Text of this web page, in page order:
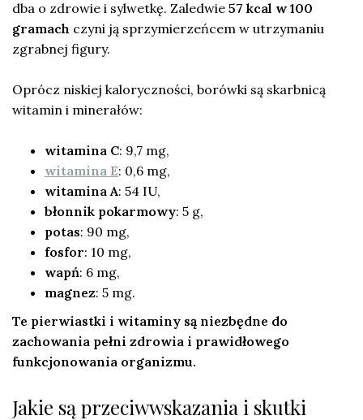
dba o zdrowie i sylwetkę. Zaledwie 57 kcal w 100
gramach czyni ją sprzymierzeńcem w utrzymaniu
zgrabnej figury.
Oprócz niskiej kaloryczności, borówki są skarbnicą
witamin i minerałów:
witamina C: 9,7 mg,
witamina E: 0,6 mg,
witamina A: 54 IU,
błonnik pokarmowy: 5 g,
potas: 90 mg,
fosfor: 10 mg,
wapń: 6 mg,
magnez: 5 mg.
Te pierwiastki i witaminy są niezbędne do
zachowania pełni zdrowia i prawidłowego
funkcjonowania organizmu.
Jakie są przeciwwskazania i skutki